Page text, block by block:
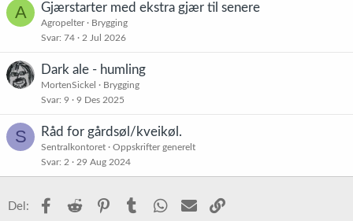
A Gjærstarter med ekstra gjær til senere
Agropelter
Brygging
Svar 74 2 Jul 2026
Dark ale - humling
MortenSickel
Brygging
Svar 9 9 Des 2025
S Råd for gårdsøl/kveikøl.
Sentralkontoret
Oppskrifter generelt
Svar 2 29 Aug 2024
Del: Facebook
Reddit PinterestTumblr WhatsApp
E-post